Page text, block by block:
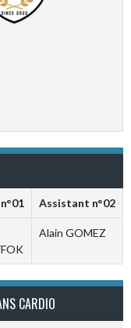
Assistant n°02
Alain GOMEZ
CARDIO